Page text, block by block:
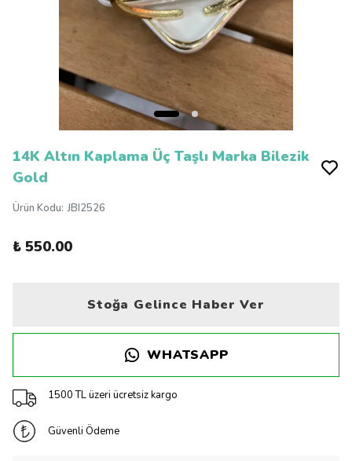
14K Altın Kaplama Üç Taşlı Marka Bilezik
Gold
Ürün Kodu: JBI2526
₺ 550.00
Stoğa Gelince Haber Ver
WHATSAPP
1500 TL üzeri ücretsiz kargo
Güvenli Ödeme